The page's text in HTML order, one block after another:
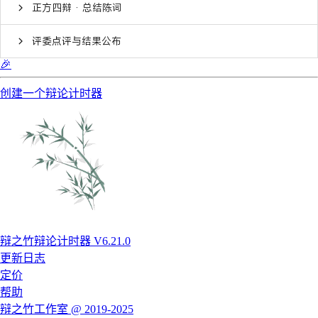
正方四辩 · 总结陈词
评委点评与结果公布
🎉
创建一个辩论计时器
辩之竹辩论计时器 V6.21.0
更新日志
定价
帮助
辩之竹工作室 @ 2019-2025